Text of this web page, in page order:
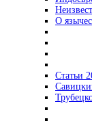
О
Статьи